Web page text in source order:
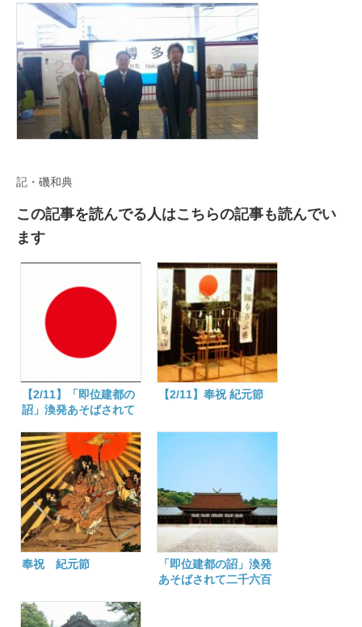
記・磯和典
この記事を読んでる人はこちらの記事も読んでい
ます
【2/11】「即位建都の
詔」渙発あそばされて
【2/11】奉祝 紀元節
奉祝 紀元節
「即位建都の詔」渙発
あそばされて二千六百